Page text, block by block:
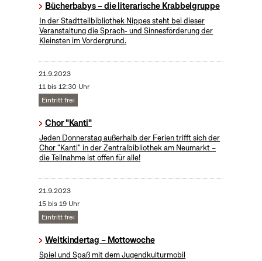
Bücherbabys – die literarische Krabbelgruppe
In der Stadtteilbibliothek Nippes steht bei dieser
Veranstaltung die Sprach- und Sinnesförderung der
Kleinsten im Vordergrund.
21.9.2023
11 bis 12:30 Uhr
Eintritt frei
Chor "Kanti"
Jeden Donnerstag außerhalb der Ferien trifft sich der
Chor "Kanti" in der Zentralbibliothek am Neumarkt –
die Teilnahme ist offen für alle!
21.9.2023
15 bis 19 Uhr
Eintritt frei
Weltkindertag – Mottowoche
Spiel und Spaß mit dem Jugendkulturmobil